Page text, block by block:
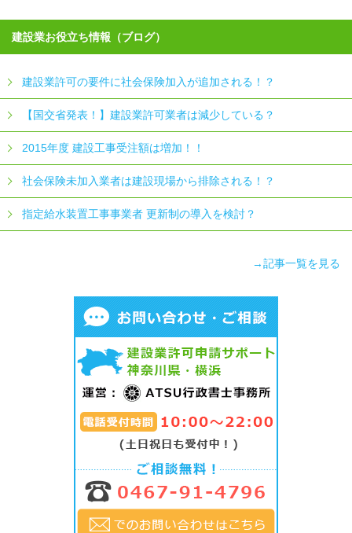
建設業お役立ち情報（ブログ）
建設業許可の要件に社会保険加入が追加される！？
【国交省発表！】建設業許可業者は減少している？
2015年度 建設工事受注額は増加！！
社会保険未加入業者は建設現場から排除される！？
指定給水装置工事事業者 更新制の導入を検討？
→記事一覧を見る